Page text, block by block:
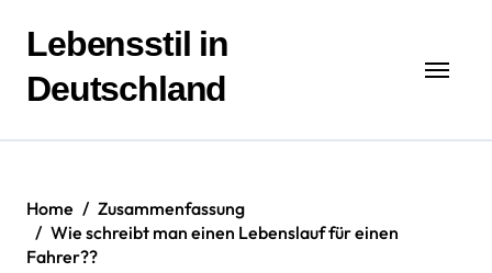
Inhalt
springen
Lebensstil in
Deutschland
Home
Zusammenfassung
Wie schreibt man einen Lebenslauf für einen
Fahrer??